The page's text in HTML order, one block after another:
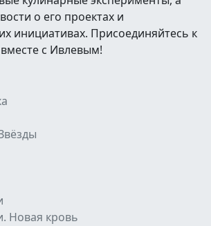
о его проектах и
инициативах. Присоединяйтесь к
с Ивлевым!
Новая кровь